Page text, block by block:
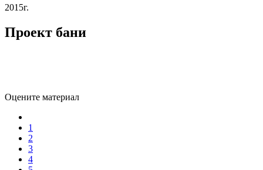
2015г.
Проект бани
Оцените материал
1
2
3
4